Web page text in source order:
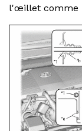
l'œillet comme